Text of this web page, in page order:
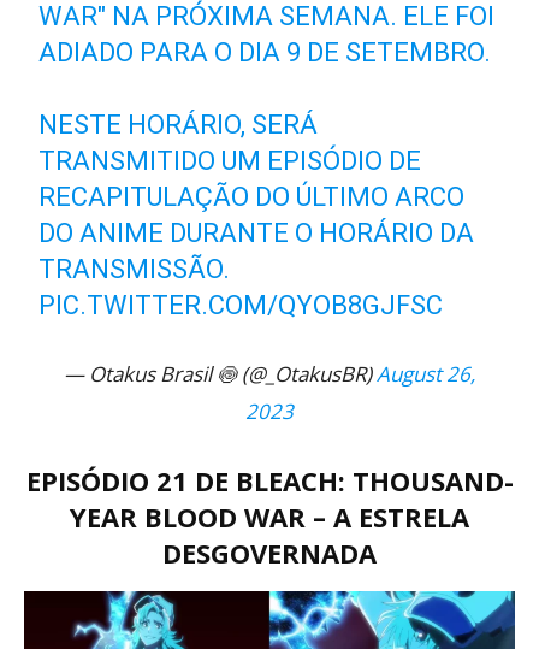
WAR" NA PRÓXIMA SEMANA. ELE FOI
ADIADO PARA O DIA 9 DE SETEMBRO.
NESTE HORÁRIO, SERÁ
TRANSMITIDO UM EPISÓDIO DE
RECAPITULAÇÃO DO ÚLTIMO ARCO
DO ANIME DURANTE O HORÁRIO DA
TRANSMISSÃO.
PIC.TWITTER.COM/QYOB8GJFSC
— Otakus Brasil 🍥 (@_OtakusBR)August 26,
2023
EPISÓDIO 21 DE BLEACH: THOUSAND-
YEAR BLOOD WAR – A ESTRELA
DESGOVERNADA